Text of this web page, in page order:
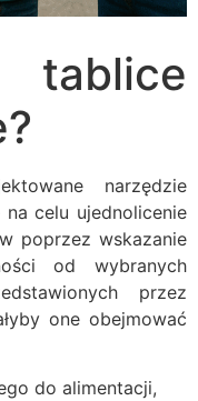
narzędzie
celu ujednolicenie
poprzez wskazanie
od wybranych
przez
one obejmować
do alimentacji,